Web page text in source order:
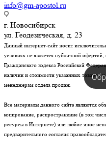
info@gm-apostol.ru
г. Новосибирск
ул. Геодезическая, д. 23
Данный интернет-сайт носит
условиях не является публичной
Гражданского кодекса Российской
наличии и стоимости указанных товаров
менеджерам отдела продаж.
Все материалы данного сайта являются
копирование, распространение (в том
ресурсы в Интернете) или любое иное
предварительного согласия